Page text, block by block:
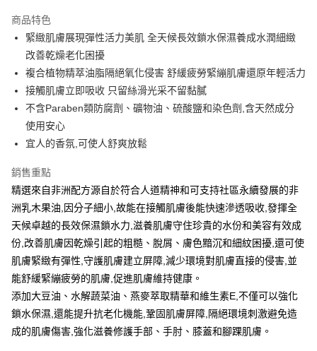
LINE Pay
Apple Pay
街口支付
悠遊付
Google Pay
【關於「AFTEE先享後付」】
AFTEE先享後付是「在收到商品之後才付款」的支付方式。 讓您購物簡單
便利好安心！
１．簡單：不需註冊會員、不需綁卡、不需儲值。
２．便利：只要手機號碼，簡訊認證，即可結帳。
３．安心：先確認商品／服務後，再付款。
【「AFTEE先享後付」結帳流程】
１．於結帳方式選擇「AFTEE先享後付」後，將跳轉至「AFTEE先享後付」
結帳頁面，進行簡訊認證並確認金額後，即可完成結帳。
２．訂單成立數日內，您將收到繳費通知簡訊。
３．收到繳費通知簡訊後14天內，點擊此簡訊中的連結，可透過四大超商／
即享券
運送方式
全家取貨付款
每筆NT$65，滿NT$390(含以上)免運費
付款後全家取貨
每筆NT$65，滿NT$390(含以上)免運費
商品特色
緊緻肌膚展現彈性活力美肌 全天候長效鎖水保濕養成水潤細緻
改善乾燥老化困擾
複合植物精萃油脂隔絕氧化侵害 舒緩疲勞緊繃肌膚還原年輕活力
接觸肌膚立即吸收 只留絲滑光采不留黏膩
不含Paraben類防腐劑、礦物油、硫酸鹽和染色劑,含天然成分
使用安心
宜人的香氛,可使人舒爽放鬆
銷售重點
精選來自非洲配方源自於符合人道精神和可支持社區永續發展的非
洲乳木果油,因分子細小,故能在接觸肌膚後能快速滲透吸收,發揮全
天候卓越的長效保濕鎖水力,滋養肌膚守住珍貴的水份和美容有效成
份,改善肌膚因乾燥引起的粗糙、脫屑、膚色黯沉和細紋困擾,還可使
肌膚緊緻有彈性,守護肌膚建立屏障,減少環境對肌膚直接的侵害,並
能舒緩緊繃疲勞的肌膚,促進肌膚維持健康。
添加大豆油、水解蔬菜油、燕麥萃取精華和維生素E,不僅可以強化
鎖水保濕,還能提升抗老化機能,鞏固肌膚屏障,隔絕環境刺激避免造
成的肌膚傷害,強化滋養修護手部、手肘、膝蓋和腳踝肌膚。